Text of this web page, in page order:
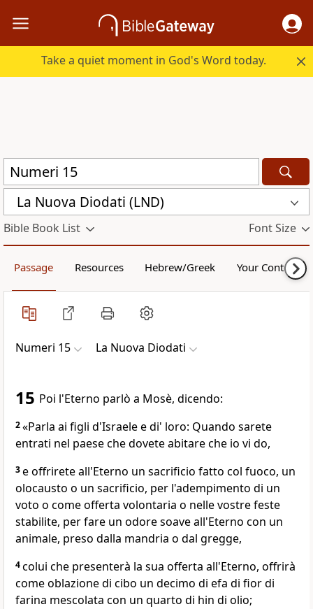
Take a quiet moment in God's Word today.
La Nuova Diodati (LND)
Bible Book List Font Size
Passage Resources Hebrew/Greek Your Content
Numeri 15 La Nuova Diodati
15 Poi l'Eterno parlò a Mosè, dicendo:
2«Parla ai figli d'Israele e di' loro: Quando sarete
entrati nel paese che dovete abitare che io vi do,
3e offrirete all'Eterno un sacrificio fatto col fuoco, un
olocausto o un sacrificio, per l'adempimento di un
voto o come offerta volontaria o nelle vostre feste
stabilite, per fare un odore soave all'Eterno con un
animale, preso dalla mandria o dal gregge,
4colui che presenterà la sua offerta all'Eterno, offrirà
come oblazione di cibo un decimo di efa di fior di
farina mescolata con un quarto di hin di olio;